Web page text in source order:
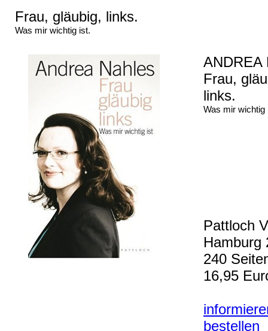
Frau, gläubig, links.
Was mir wichtig ist.
ANDREA
Frau,
links.
Was mir wichtig
Pattloch
Hamburg
240
16,95
bestellen